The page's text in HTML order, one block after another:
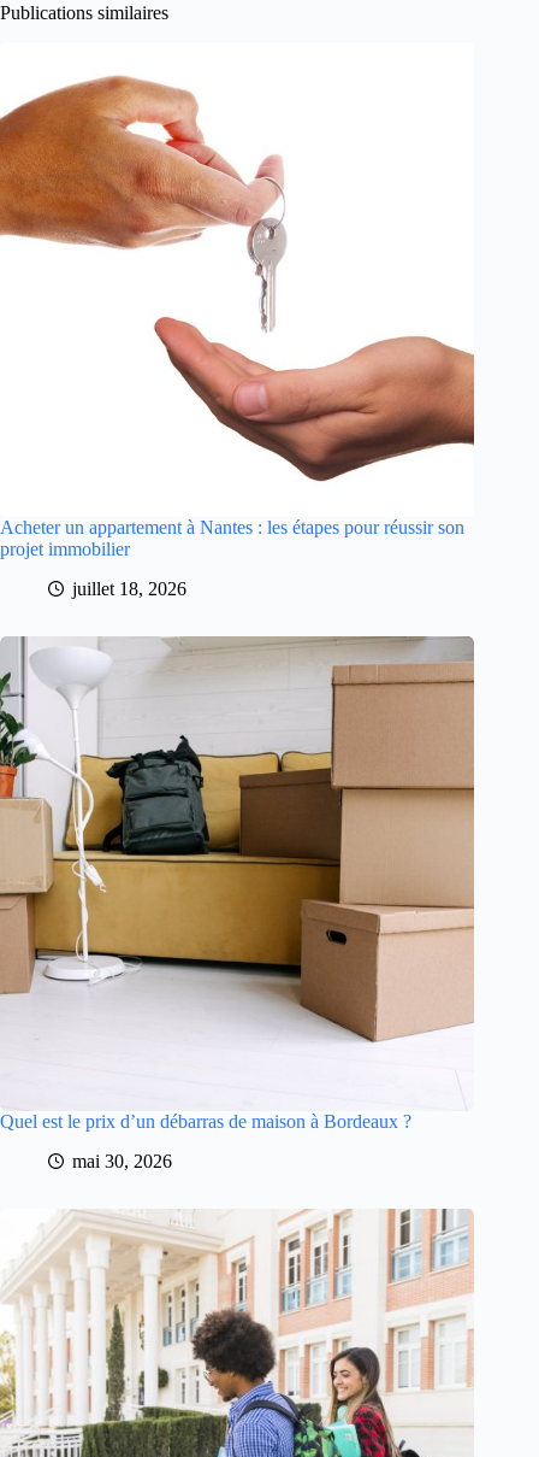
Publications similaires
Acheter un appartement à Nantes : les étapes pour réussir son
projet immobilier
juillet 18, 2026
Quel est le prix d’un débarras de maison à Bordeaux ?
mai 30, 2026